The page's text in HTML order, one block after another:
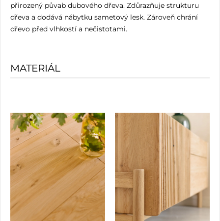
přirozený půvab dubového dřeva. Zdůrazňuje strukturu
dřeva a dodává nábytku sametový lesk. Zároveň chrání
dřevo před vlhkostí a nečistotami.
MATERIÁL